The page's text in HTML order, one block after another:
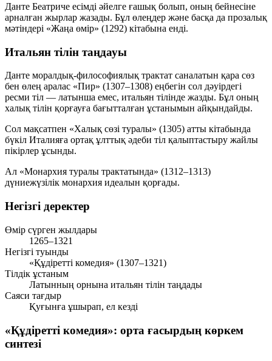
Данте Беатриче есімді әйелге ғашық болып, оның бейнесіне
арналған жырлар жазады. Бұл өлеңдер және басқа да прозалық
мәтіндері «Жаңа өмір» (1292) кітабына енді.
Итальян тілін таңдауы
Данте моралдық-философиялық трактат саналатын қара сөз
бен өлең аралас «Пир» (1307–1308) еңбегін сол дәуірдегі
ресми тіл — латынша емес, итальян тілінде жазды. Бұл оның
халық тілін қорғауға бағытталған ұстанымын айқындайды.
Сол мақсатпен «Халық сөзі туралы» (1305) атты кітабында
бүкіл Италияға ортақ ұлттық әдеби тіл қалыптастыру жайлы
пікірлер ұсынды.
Ал «Монархия туралы трактатында» (1312–1313)
дүниежүзілік монархия идеалын қорғады.
Негізгі деректер
Өмір сүрген жылдары
1265–1321
Негізгі туынды
«Құдіретті комедия» (1307–1321)
Тілдік ұстаным
Латынның орнына итальян тілін таңдады
Саяси тағдыр
Қуғынға ұшырап, ел кезді
«Құдіретті комедия»: орта ғасырдың көркем
синтезі